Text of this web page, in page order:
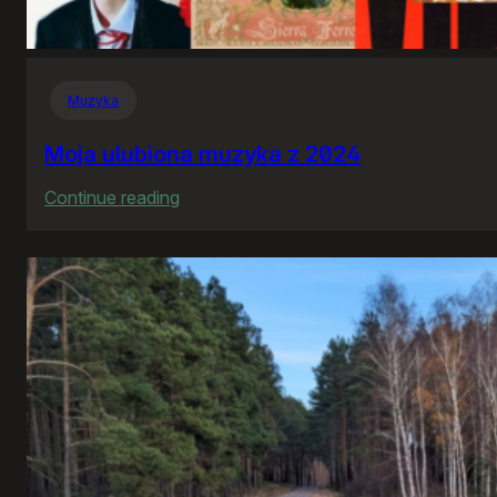
Muzyka
Moja ulubiona muzyka z 2024
Continue reading
ulubiona
muzyka
z
2024